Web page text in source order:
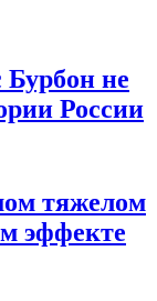
Бурбон не
России
тяжелом
эффекте